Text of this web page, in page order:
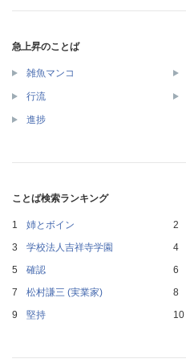
急上昇のことば
雑魚マンコ
行流
進捗
ことば検索ランキング
姉とボイン
学校法人吉祥寺学園
確認
松村謙三 (実業家)
堅持